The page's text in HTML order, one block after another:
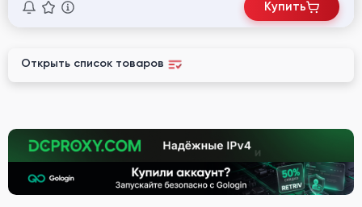
Купить
Открыть список товаров